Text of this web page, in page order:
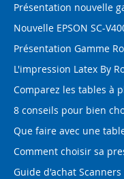
Présentation nouvelle
Nouvelle EPSON SC-
Présentation Gamme
L'impression Latex By
Comparez les tables à
8 conseils pour bien
Que faire avec une
Comment choisir sa
Guide d'achat